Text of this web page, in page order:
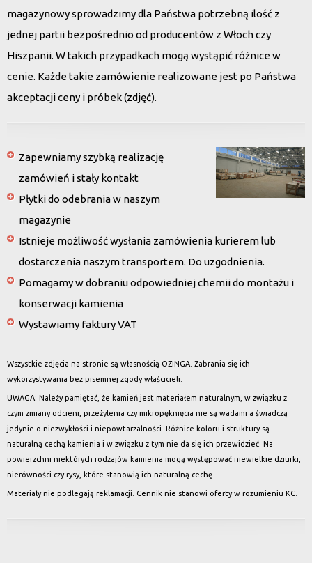
magazynowy sprowadzimy dla Państwa potrzebną ilość z
jednej partii bezpośrednio od producentów z Włoch czy
Hiszpanii. W takich przypadkach mogą wystąpić różnice w
cenie. Każde takie zamówienie realizowane jest po Państwa
akceptacji ceny i próbek (zdjęć).
Zapewniamy szybką realizację
zamówień i stały kontakt
Płytki do odebrania w naszym
magazynie
Istnieje możliwość wysłania zamówienia kurierem lub
dostarczenia naszym transportem. Do uzgodnienia.
Pomagamy w dobraniu odpowiedniej chemii do montażu i
konserwacji kamienia
Wystawiamy faktury VAT
Wszystkie zdjęcia na stronie są własnością OZINGA. Zabrania się ich
wykorzystywania bez pisemnej zgody właścicieli.
UWAGA: Należy pamiętać, że kamień jest materiałem naturalnym, w związku z
czym zmiany odcieni, przeżylenia czy mikropęknięcia nie są wadami a świadczą
jedynie o niezwykłości i niepowtarzalności. Różnice koloru i struktury są
naturalną cechą kamienia i w związku z tym nie da się ich przewidzieć. Na
powierzchni niektórych rodzajów kamienia mogą występować niewielkie dziurki,
nierówności czy rysy, które stanowią ich naturalną cechę.
Materiały nie podlegają reklamacji. Cennik nie stanowi oferty w rozumieniu KC.